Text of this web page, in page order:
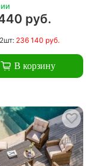
руб.
236 140 руб.
В корзину